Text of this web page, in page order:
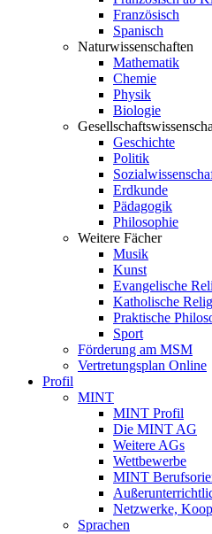
Französisch
Spanisch
Naturwissenschaften
Mathematik
Chemie
Physik
Biologie
Geschichte
Politik
Erdkunde
Pädagogik
Philosophie
Weitere Fächer
Musik
Kunst
Evangelische
Katholische
Praktische
Sport
Förderung am MSM
Vertretungsplan Online
Profil
MINT
MINT Profil
Die MINT AG
Weitere AGs
Wettbewerbe
MINT
Netzwerke,
Sprachen